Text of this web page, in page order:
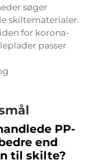
søger
skiltematerialer.
for korona-
passer
PP-
end
til skilte?